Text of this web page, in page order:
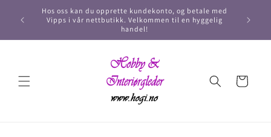
Hos oss kan du opprette kundekonto, og betale med
Vipps i vår nettbutikk. Velkommen til en hyggelig
handel!
Handlekurv